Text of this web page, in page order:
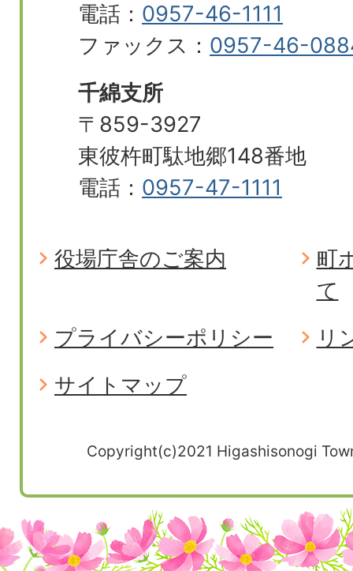
電話： 0957-46-1111
ファックス： 0957-46-
千綿支所
〒859-3927
東彼杵町駄地郷148番地
電話： 0957-47-1111
役場庁舎のご案内
町
て
プライバシーポリシー
リ
サイトマップ
Copyright(c)2021 Higashisonogi